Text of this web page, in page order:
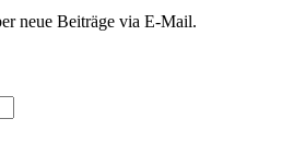
neue Beiträge via E-Mail.